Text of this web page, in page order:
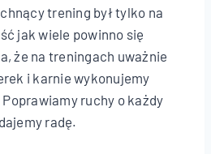
trening był tylko na
jak wiele powinno się
że na treningach uważnie
i karnie wykonujemy
ruchy o każdy
radę.